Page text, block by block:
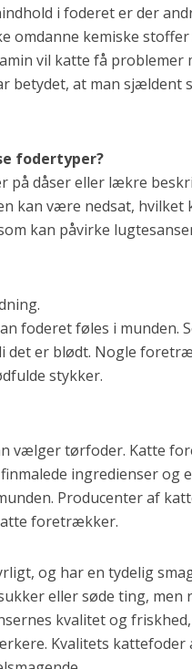
i foderet er der
kemiske stoffer
vil katte få problemer
betydet, at man sjældent
fodertyper?
på dåser eller lækre
kan være nedsat, hvilket
kan påvirke
foderet føles i munden.
det er blødt. Nogle
stykker.
vælger tørfoder. Katte
ingredienser og
Producenter af
foretrækker.
og har en tydelig
eller søde ting, men
kvalitet og
Kvalitets kattefoder